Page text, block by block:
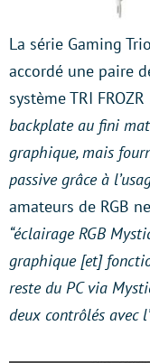
La série Gaming
accordé une paire
système TRI
backplate au fini
graphique, mais
passive grâce à
amateurs de RGB
“éclairage RGB
graphique [et]
reste du PC via
deux contrôlés avec